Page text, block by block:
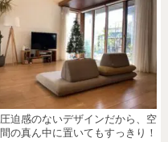
圧迫感のないデザインだから、空
間の真ん中に置いてもすっきり！